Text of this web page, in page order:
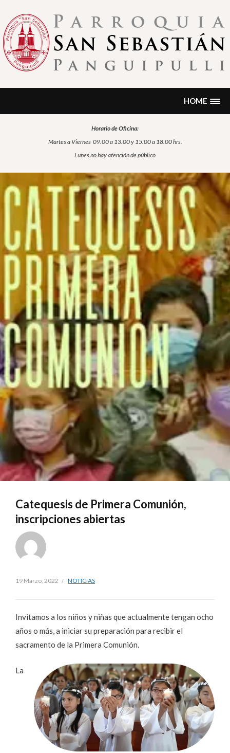
content
sacramentos, oración…
HOME
Horario de Oficina:
Martes a Viernes 09.00 a 13.00 y 15.00 a 18.00 hrs.
Lunes no hay atención de público
Catequesis de Primera Comunión,
inscripciones abiertas
19 Marzo, 2022 NOTICIAS
Invitamos a los niños y niñas que actualmente tengan ocho
años o más, a iniciar su preparación para recibir el
sacramento de la Primera Comunión.
La